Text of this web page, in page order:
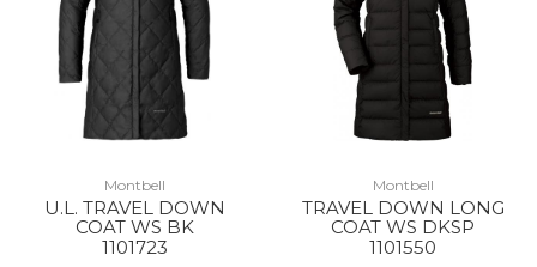
Montbell
U.L. TRAVEL DOWN
COAT WS BK
1101723
Montbell
TRAVEL DOWN LONG
COAT WS DKSP
1101550